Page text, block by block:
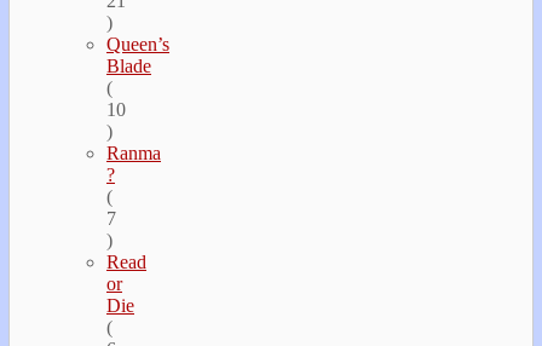
)
Queen’s
Blade
(
10
)
Ranma
?
(
7
)
Read
or
Die
(